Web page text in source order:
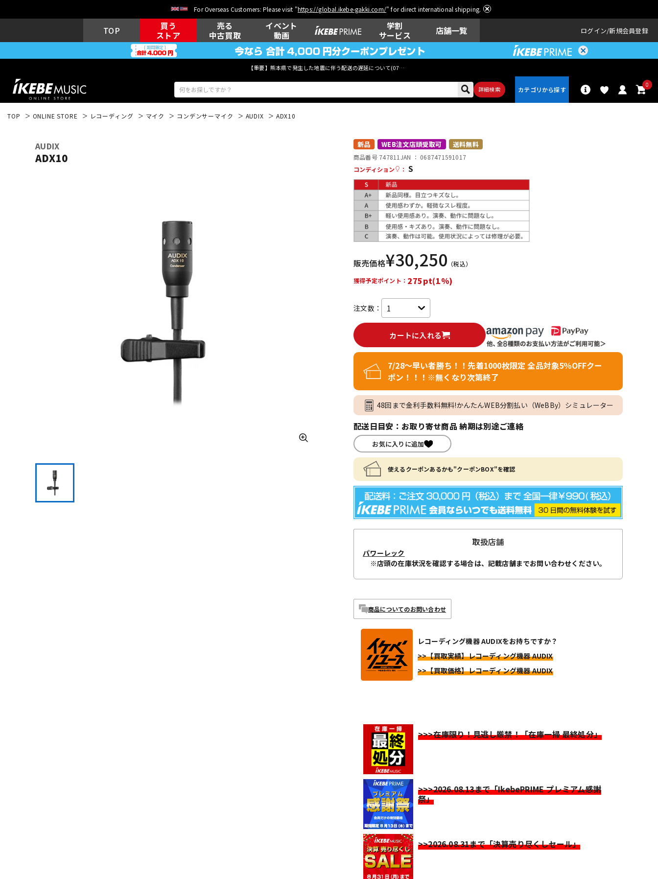
For Overseas Customers: Please visit "https://global.ikebe-gakki.com/" for direct international shipping.
TOP
買う
ストア
売る
中古買取
イベント
動画
学割
サービス
店舗一覧 ログイン 新規会員登録
【重要】熊本県で発生した地震に伴う配送の遅延について(07月29日
詳細検索
0
ウクレレ ドラム
その他楽器
レコーディン
グ機器
配信/ライブ
機器
ヴィンテージ
TOP ONLINE STORE レコーディング マイク コンデンサーマイク AUDIX ADX10
AUDIX
ADX10
新品 WEB注文店頭受取可 送料無料
商品番号 747811 JAN ： 0687471591017
コンディション
： S
販売価格¥30,250 （税込）
獲得予定ポイント： 275pt(1%)
注文数：
カートに入れる
7/28～早い者勝ち！！先着1000枚限定 全品対象5％OFFクー
ポン！！！※無くなり次第終了
48回まで金利手数料無料!かんたんWEB分割払い（WeBBy）シミュレーター
配送日目安：お取り寄せ商品 納期は別途ご連絡
お気に入りに追加
使えるクーポンあるかも"クーポンBOX"を確認
取扱店舗
パワーレック
※店頭の在庫状況を確認する場合は、記載店舗までお問い合わせください。
商品についてのお問い合わせ
レコーディング機器 AUDIXをお持ちですか？
>>【買取実績】レコーディング機器 AUDIX
>>【買取価格】レコーディング機器 AUDIX
>>>在庫限り！見逃し厳禁！「在庫一掃 最終処分」
>>>2026.08.13まで「IkebePRIME プレミアム感謝
祭」
>>2026.08.31まで「決算売り尽くしセール」